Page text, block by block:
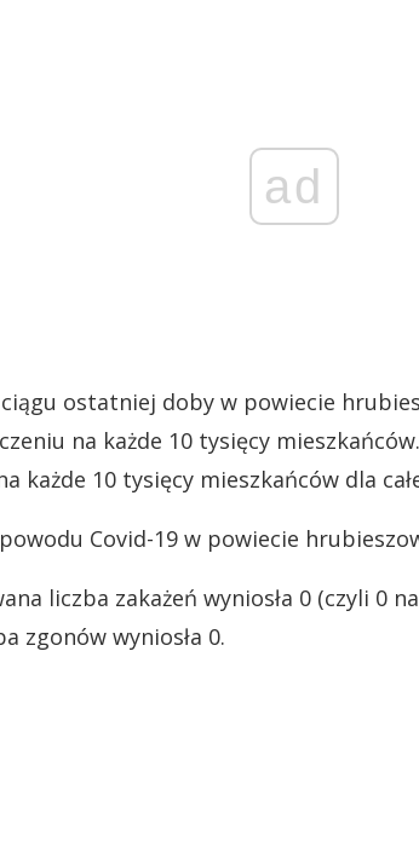
ad
ostatniej doby w powiecie
na każde 10 tysięcy
każde 10 tysięcy mieszkańców dla
Covid-19 w powiecie
liczba zakażeń wyniosła 0 (czyli 0
zgonów wyniosła 0.